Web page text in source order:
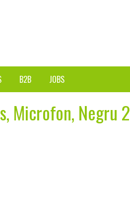
B2B JOBS
Microfon, Negru 2